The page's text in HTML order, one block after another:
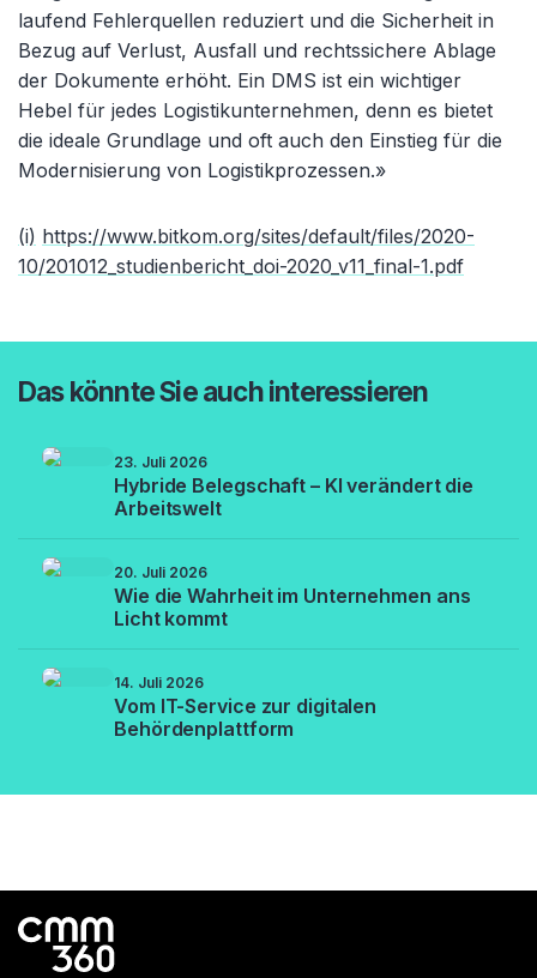
laufend Fehlerquellen reduziert und die Sicherheit in
Bezug auf Verlust, Ausfall und rechtssichere Ablage
der Dokumente erhöht. Ein DMS ist ein wichtiger
Hebel für jedes Logistikunternehmen, denn es bietet
die ideale Grundlage und oft auch den Einstieg für die
Modernisierung von Logistikprozessen.»
(i) https://www.bitkom.org/sites/default/files/2020-
10/201012_studienbericht_doi-2020_v11_final-1.pdf
Das könnte Sie auch interessieren
23. Juli 2026
Hybride Belegschaft – KI verändert die
Arbeitswelt
20. Juli 2026
Wie die Wahrheit im Unternehmen ans
Licht kommt
14. Juli 2026
Vom IT-Service zur digitalen
Behördenplattform